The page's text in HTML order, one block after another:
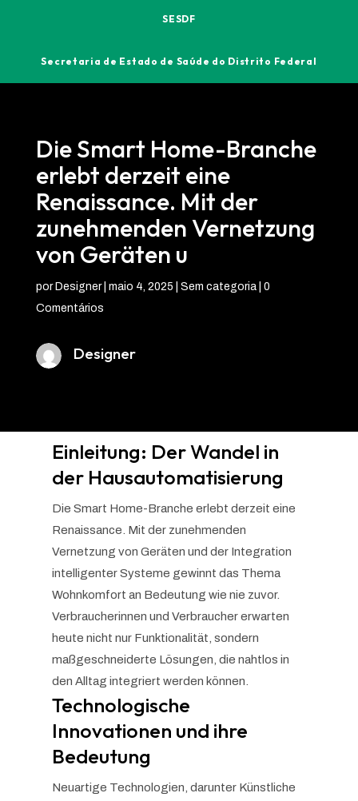
SESDF
Secretaria de Estado de Saúde do Distrito Federal
Die Smart Home-Branche
erlebt derzeit eine
Renaissance. Mit der
zunehmenden Vernetzung
von Geräten u
por Designer| maio 4, 2025 | Sem categoria | 0
Comentários
Designer
Einleitung: Der Wandel in
der Hausautomatisierung
Die Smart Home-Branche erlebt derzeit eine
Renaissance. Mit der zunehmenden
Vernetzung von Geräten und der Integration
intelligenter Systeme gewinnt das Thema
Wohnkomfort an Bedeutung wie nie zuvor.
Verbraucherinnen und Verbraucher erwarten
heute nicht nur Funktionalität, sondern
maßgeschneiderte Lösungen, die nahtlos in
den Alltag integriert werden können.
Technologische
Innovationen und ihre
Bedeutung
Neuartige Technologien, darunter Künstliche